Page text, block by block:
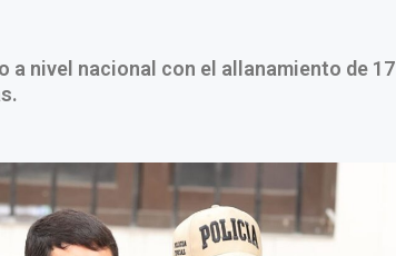
a nivel nacional con el allanamiento de 17